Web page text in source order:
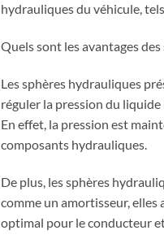
hydrauliques du véhicule,
Quels sont les avantages
Les sphères hydrauliques
réguler la pression du
En effet, la pression est
composants hydrauliques.
De plus, les sphères
comme un amortisseur,
optimal pour le conducteur et